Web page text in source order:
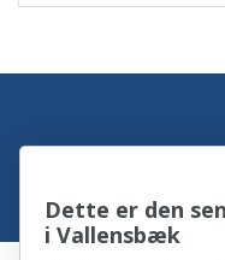
Dette er den
i Vallensbæk